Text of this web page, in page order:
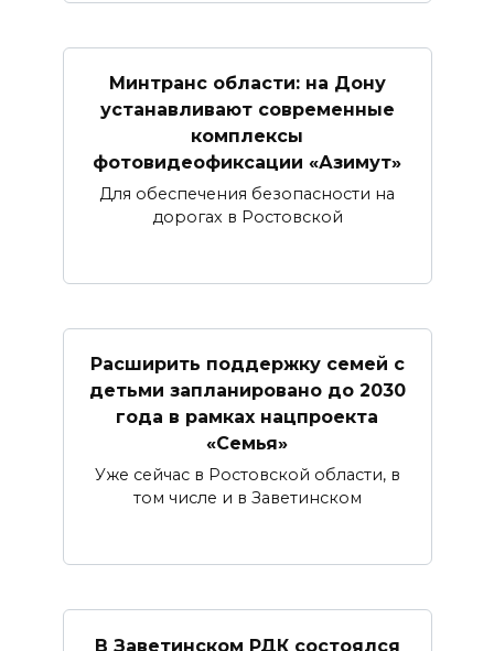
Минтранс области: на Дону
устанавливают современные
комплексы
фотовидеофиксации «Азимут»
Для обеспечения безопасности на
дорогах в Ростовской
Расширить поддержку семей с
детьми запланировано до 2030
года в рамках нацпроекта
«Семья»
Уже сейчас в Ростовской области, в
том числе и в Заветинском
В Заветинском РДК состоялся